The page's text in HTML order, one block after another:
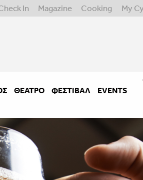
In Magazine Cooking My
ΘΈΑΤΡΟ ΦΕΣΤΙΒΑΛ
EVENTS